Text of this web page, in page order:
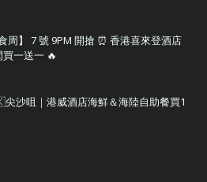
周】 7 號 9PM 開搶 ⏰ 香港喜來登酒店
一送一 🔥
沙咀｜港威酒店海鮮＆海陸自助餐買1